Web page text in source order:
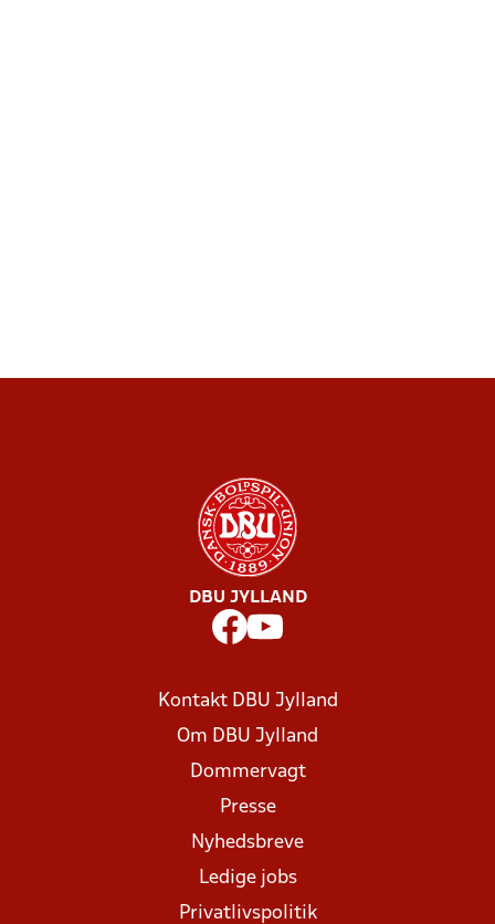
DBU JYLLAND
Kontakt DBU Jylland
Om DBU Jylland
Dommervagt
Presse
Nyhedsbreve
Ledige jobs
Privatlivspolitik